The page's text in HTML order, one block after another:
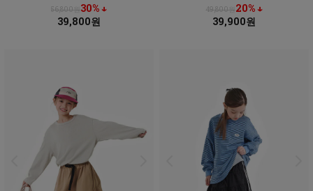
56,800원30% ↓
39,800원
49,800원20% ↓
39,900원